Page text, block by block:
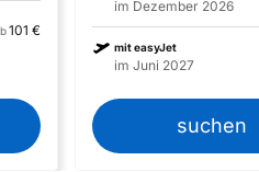
101 €
im Dezember 2026
mit easyJet
im Juni 2027
suchen